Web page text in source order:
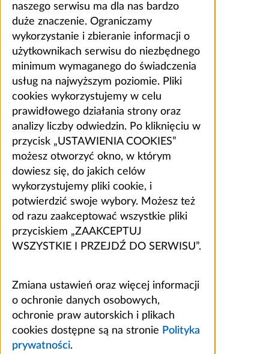
naszego serwisu ma dla nas bardzo
duże znaczenie. Ograniczamy
wykorzystanie i zbieranie informacji o
użytkownikach serwisu do niezbędnego
minimum wymaganego do świadczenia
usług na najwyższym poziomie. Pliki
cookies wykorzystujemy w celu
prawidłowego działania strony oraz
analizy liczby odwiedzin. Po kliknięciu w
przycisk „USTAWIENIA COOKIES”
możesz otworzyć okno, w którym
dowiesz się, do jakich celów
wykorzystujemy pliki cookie, i
potwierdzić swoje wybory. Możesz też
od razu zaakceptować wszystkie pliki
przyciskiem „ZAAKCEPTUJ
WSZYSTKIE I PRZEJDŹ DO SERWISU”.
Zmiana ustawień oraz więcej informacji
o ochronie danych osobowych,
ochronie praw autorskich i plikach
cookies dostępne są na stronie Polityka
prywatności.